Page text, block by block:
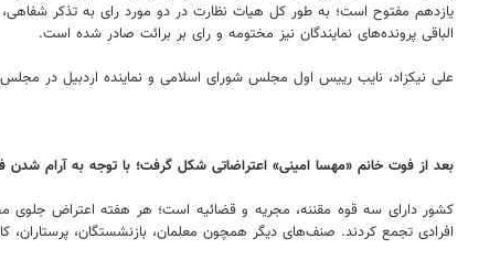
یازدهم مفتوح است؛ به طور کل هیات نظارت در دو مورد رای به تذکر
الباقی پرونده‌های نمایندگان نیز مختومه و رای بر برائت صادر شده است.
علی نیکزاد، نایب رییس اول مجلس شورای اسلامی و نماینده اردبیل در
بعد از فوت خانم «مهسا امینی» اعتراضاتی شکل گرفت؛ با توجه به آرام
افرادی تجمع کردند. صنف‌های دیگر همچون معلمان، بازنشستگان،